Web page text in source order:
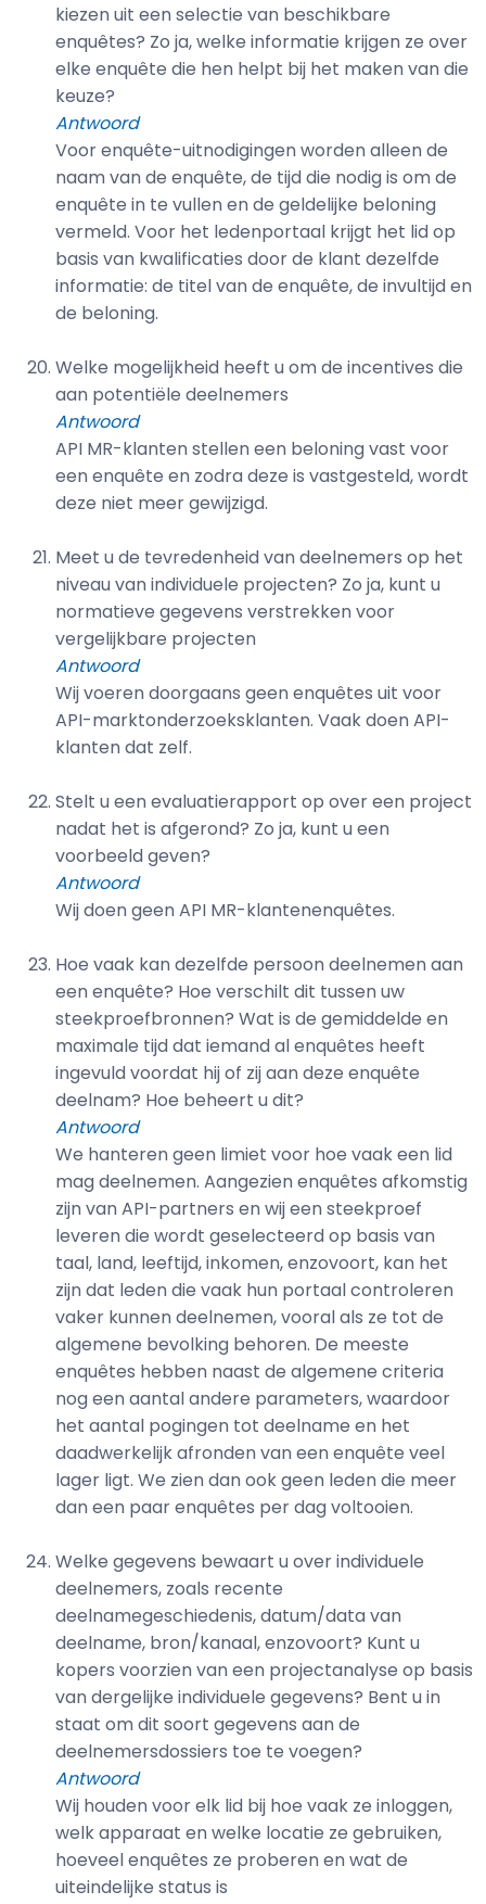
kiezen uit een selectie van beschikbare
enquêtes? Zo ja, welke informatie krijgen ze over
elke enquête die hen helpt bij het maken van die
keuze?
Antwoord
Voor enquête-uitnodigingen worden alleen de
naam van de enquête, de tijd die nodig is om de
enquête in te vullen en de geldelijke beloning
vermeld. Voor het ledenportaal krijgt het lid op
basis van kwalificaties door de klant dezelfde
informatie: de titel van de enquête, de invultijd en
de beloning.
Welke mogelijkheid heeft u om de incentives die
aan potentiële deelnemers
Antwoord
API MR-klanten stellen een beloning vast voor
een enquête en zodra deze is vastgesteld, wordt
deze niet meer gewijzigd.
Meet u de tevredenheid van deelnemers op het
niveau van individuele projecten? Zo ja, kunt u
normatieve gegevens verstrekken voor
vergelijkbare projecten
Antwoord
Wij voeren doorgaans geen enquêtes uit voor
API-marktonderzoeksklanten. Vaak doen API-
klanten dat zelf.
Stelt u een evaluatierapport op over een project
nadat het is afgerond? Zo ja, kunt u een
voorbeeld geven?
Antwoord
Wij doen geen API MR-klantenenquêtes.
Hoe vaak kan dezelfde persoon deelnemen aan
een enquête? Hoe verschilt dit tussen uw
steekproefbronnen? Wat is de gemiddelde en
maximale tijd dat iemand al enquêtes heeft
ingevuld voordat hij of zij aan deze enquête
deelnam? Hoe beheert u dit?
Antwoord
We hanteren geen limiet voor hoe vaak een lid
mag deelnemen. Aangezien enquêtes afkomstig
zijn van API-partners en wij een steekproef
leveren die wordt geselecteerd op basis van
taal, land, leeftijd, inkomen, enzovoort, kan het
zijn dat leden die vaak hun portaal controleren
vaker kunnen deelnemen, vooral als ze tot de
algemene bevolking behoren. De meeste
enquêtes hebben naast de algemene criteria
nog een aantal andere parameters, waardoor
het aantal pogingen tot deelname en het
daadwerkelijk afronden van een enquête veel
lager ligt. We zien dan ook geen leden die meer
dan een paar enquêtes per dag voltooien.
Welke gegevens bewaart u over individuele
deelnemers, zoals recente
deelnamegeschiedenis, datum/data van
deelname, bron/kanaal, enzovoort? Kunt u
kopers voorzien van een projectanalyse op basis
van dergelijke individuele gegevens? Bent u in
staat om dit soort gegevens aan de
deelnemersdossiers toe te voegen?
Antwoord
Wij houden voor elk lid bij hoe vaak ze inloggen,
welk apparaat en welke locatie ze gebruiken,
hoeveel enquêtes ze proberen en wat de
uiteindelijke status is